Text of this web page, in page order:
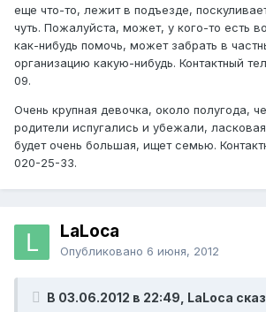
еще что-то, лежит в подъезде,
чуть. Пожалуйста, может, у кого-то есть
как-нибудь помочь, может забрать в
организацию какую-нибудь. Контактный
09.
Очень крупная девочка, около полугода,
родители испугались и убежали,
будет очень большая, ищет семью.
020-25-33.
LaLoca
Опубликовано 6 июня, 2012
В 03.06.2012 в 22:49, LaLoca